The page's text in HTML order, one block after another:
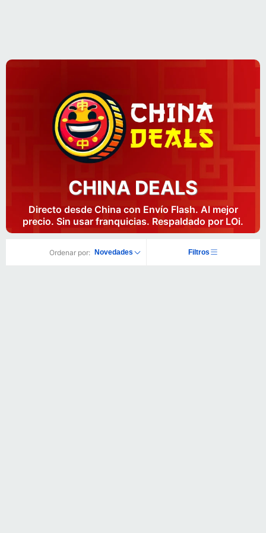
CHINA DEALS
Directo desde China con Envío Flash. Al mejor
precio. Sin usar franquicias. Respaldado por LOi.
Ordenar por: Novedades Filtros